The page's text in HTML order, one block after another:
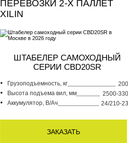
ПЕРЕВОЗКИ 2-Х ПАЛЛЕТ
XILIN
ШТАБЕЛЕР САМОХОДНЫЙ
СЕРИИ CBD20SR
Грузоподъемность, кг
Высота подъема вил, мм
2500-
Аккумулятор, В/Ач
24/210-
заказать